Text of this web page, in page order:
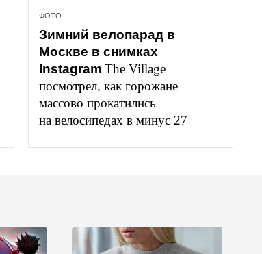
ФОТО
Зимний велопарад в
Москве в снимках
Instagram The Village
посмотрел, как горожане
массово прокатились
на велосипедах в минус 27